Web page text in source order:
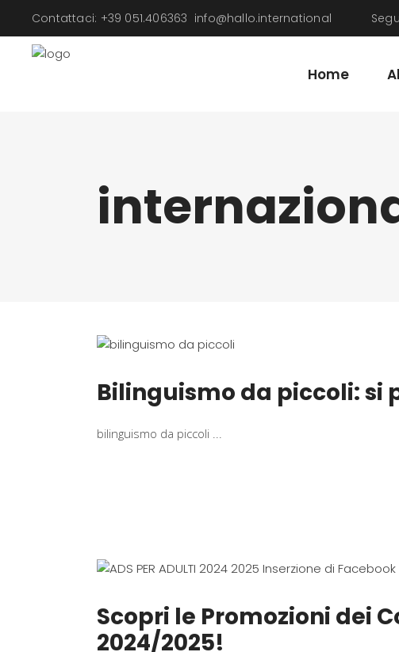
Contattaci: +39 051.406363 info@hallo.international
Home
Bilinguismo da piccoli: si
bilinguismo da piccoli
Scopri le Promozioni dei
2024/2025!